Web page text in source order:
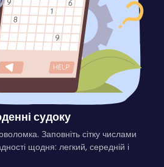
судоку
Заповніть сітку числами
щодня: легкий, середній і